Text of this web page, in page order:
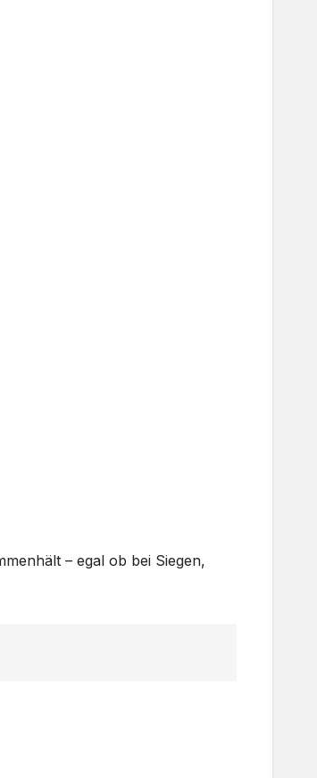
– egal ob bei Siegen,